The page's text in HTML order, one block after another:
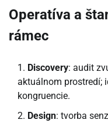
Operatíva a
rámec
Discovery: audit
aktuálnom prostredí;
kongruencie.
Design: tvorba